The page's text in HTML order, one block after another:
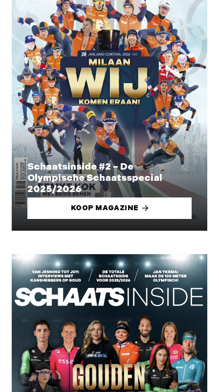
Schaatsinside #2 – De
Olympische Schaatsspecial
2025/2026
KOOP MAGAZINE